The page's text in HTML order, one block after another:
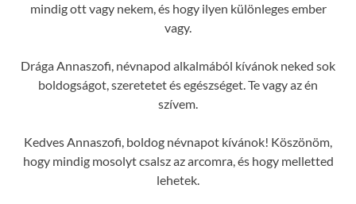
mindig ott vagy nekem, és hogy ilyen különleges ember
vagy.
Drága Annaszofi, névnapod alkalmából kívánok neked sok
boldogságot, szeretetet és egészséget. Te vagy az én
szívem.
Kedves Annaszofi, boldog névnapot kívánok! Köszönöm,
hogy mindig mosolyt csalsz az arcomra, és hogy melletted
lehetek.